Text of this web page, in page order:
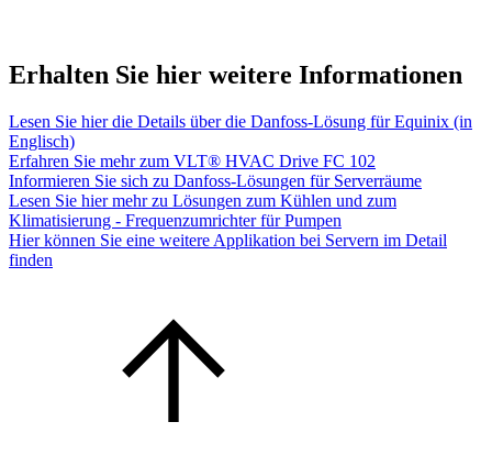
Erhalten Sie hier weitere Informationen
Lesen Sie hier die Details über die Danfoss-Lösung für Equinix (in
Englisch)
Erfahren Sie mehr zum VLT® HVAC Drive FC 102
Informieren Sie sich zu Danfoss-Lösungen für Serverräume
Lesen Sie hier mehr zu Lösungen zum Kühlen und zum
Klimatisierung - Frequenzumrichter für Pumpen
Hier können Sie eine weitere Applikation bei Servern im Detail
finden